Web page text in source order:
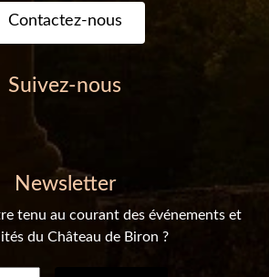
Contactez-nous
Suivez-nous
Newsletter
tenu au courant des événements et
du Château de Biron ?